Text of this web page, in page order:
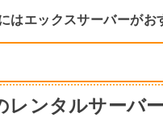
はエックスサーバーがお
レンタルサーバー